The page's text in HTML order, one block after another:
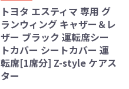
トヨタ エスティマ 専用 グ
ランウィング キャザー＆レ
ザー ブラック 運転席シー
トカバー シートカバー 運
転席[1席分] Z-style ケアス
ター